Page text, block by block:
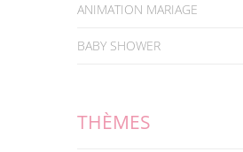
ANIMATION MARIAGE
BABY SHOWER
THÈMES